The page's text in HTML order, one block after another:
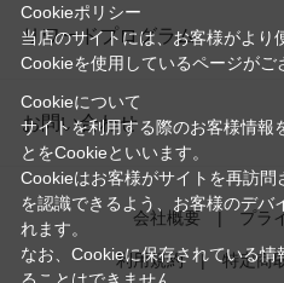
リワードプログラム
お問い合わせ
会社概要 プラ
利用規約 特定商
Cookieポリシー
当店のサイトには、お客様がより
Cookieを使用しているページがご
Cookieについて
サイトを利用する際のお客様情報
とをCookieといいます。
Cookieはお客様がサイトを再訪問
を認識できるよう、お客様のデバ
れます。
なお、Cookieに保存されている